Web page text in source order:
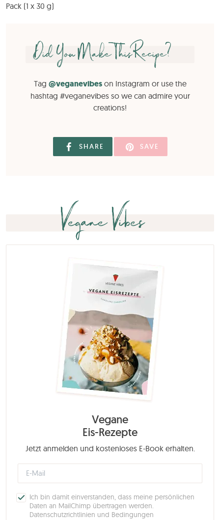
Pack (1 x 30 g)
Did You Make This Recipe?
Tag @veganevibeson Instagram or use the
hashtag #veganevibes so we can admire your
creations!
SHARE SAVE
Vegane Vibes
Vegane
Eis-Rezepte
Jetzt anmelden und kostenloses E-Book erhalten.
Ich bin damit einverstanden, dass meine persönlichen
Daten an MailChimp übertragen werden.
Datenschutzrichtlinien und Bedingungen